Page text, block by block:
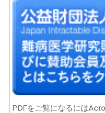
PDFをご覧になるには